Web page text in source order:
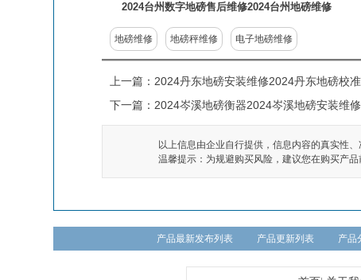
2024台州数字地磅售后维修2024台州地磅维修
地磅维修 地磅秤维修 电子地磅维修
上一篇： 2024丹东地磅安装维修2024丹东地磅校
下一篇： 2024岑溪地磅衡器2024岑溪地磅安装维修
以上信息由企业自行提供，信息内容的真实性
温馨提示：为规避购买风险，建议您在购买产品
产品最新发布列表 产品更新列表 产品